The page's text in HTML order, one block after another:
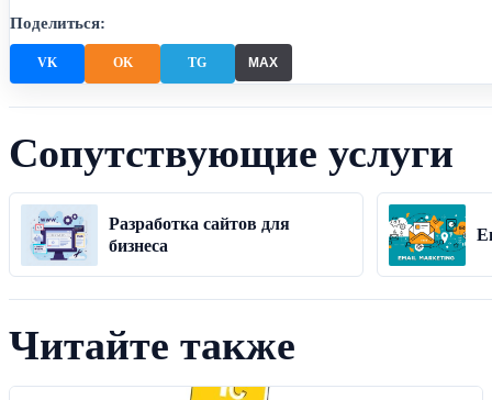
Поделиться:
VK OK TG MAX
Сопутствующие услуги
Разработка сайтов для
бизнеса
Читайте также